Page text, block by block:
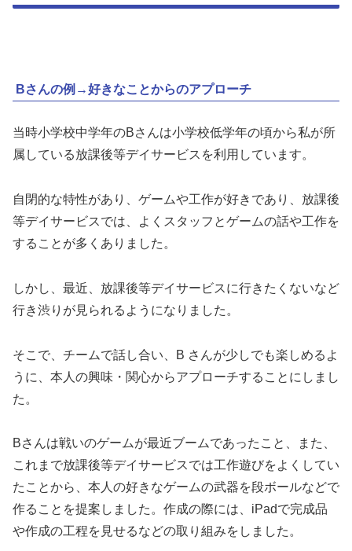
Bさんの例→好きなことからのアプローチ
当時小学校中学年のBさんは小学校低学年の頃から私が所
属している放課後等デイサービスを利用しています。
自閉的な特性があり、ゲームや工作が好きであり、放課後
等デイサービスでは、よくスタッフとゲームの話や工作を
することが多くありました。
しかし、最近、放課後等デイサービスに行きたくないなど
行き渋りが見られるようになりました。
そこで、チームで話し合い、B さんが少しでも楽しめるよ
うに、本人の興味・関心からアプローチすることにしまし
た。
Bさんは戦いのゲームが最近ブームであったこと、また、
これまで放課後等デイサービスでは工作遊びをよくしてい
たことから、本人の好きなゲームの武器を段ボールなどで
作ることを提案しました。作成の際には、iPadで完成品
や作成の工程を見せるなどの取り組みをしました。